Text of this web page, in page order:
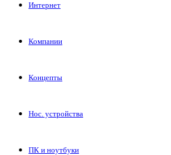
Интернет
Компании
Концепты
Нос. устройства
ПК и ноутбуки